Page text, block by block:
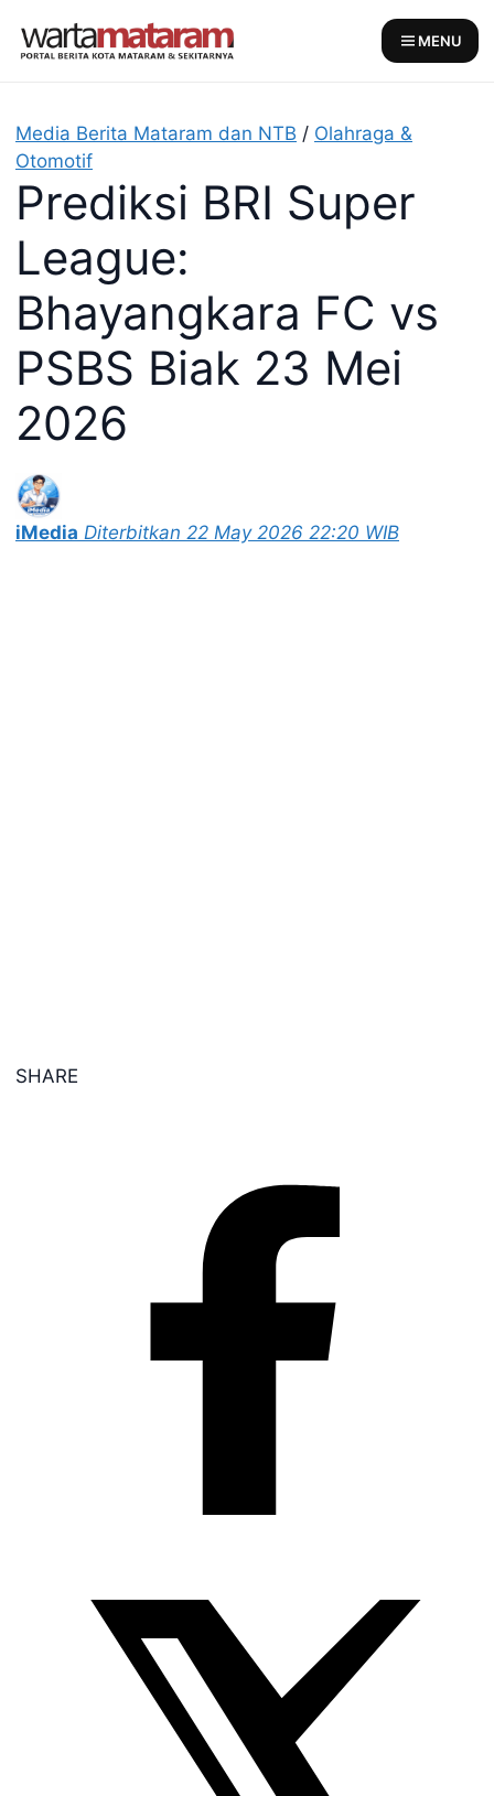
MENU
Media Berita Mataram dan NTB / Olahraga &
Otomotif
Prediksi BRI Super
League:
Bhayangkara FC vs
PSBS Biak 23 Mei
2026
iMedia Diterbitkan 22 May 2026 22:20 WIB
SHARE